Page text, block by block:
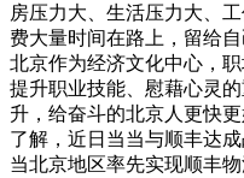
房压力大、生活压力大、
费大量时间在路上，留给
北京作为经济文化中心，
提升职业技能、慰藉心灵
升，给奋斗的北京人更快
了解，近日当当与顺丰达
当北京地区率先实现顺丰